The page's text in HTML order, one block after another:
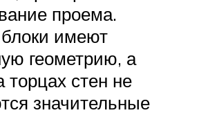
проема.
имеют
геометрию, а
торцах стен не
значительные